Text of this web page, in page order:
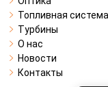
Топливная система
Турбины
О нас
Новости
Контакты